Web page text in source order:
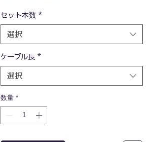
セット本数 *
選択
ケーブル長 *
選択
数量 *